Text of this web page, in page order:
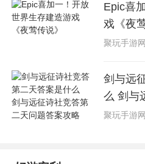
Epic喜
戏《夜
聚玩手游网
剑与远
么 剑与
答案攻略
聚玩手游网